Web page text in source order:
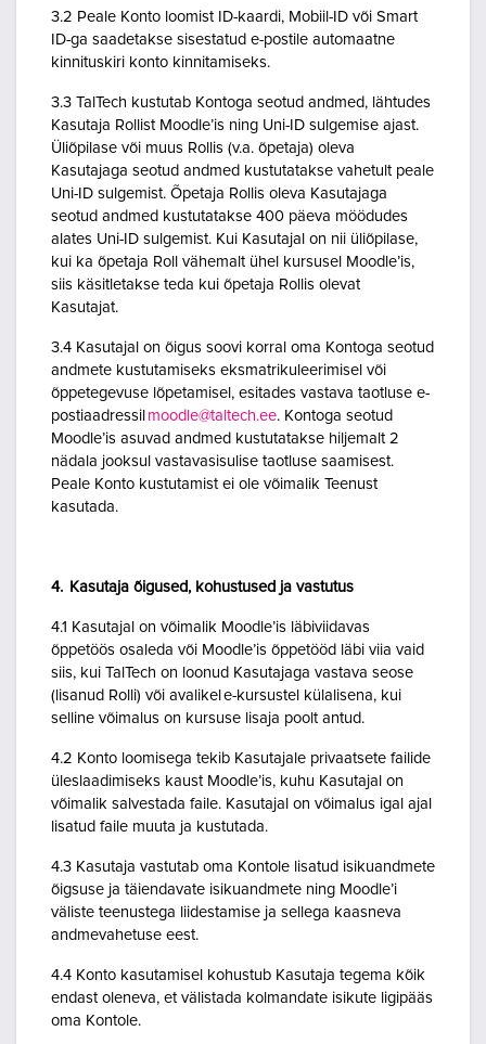
3.2 Peale Konto loomist ID-kaardi, Mobiil-ID või Smart
ID-ga saadetakse sisestatud e-postile automaatne
kinnituskiri konto kinnitamiseks.
3.3 TalTech kustutab Kontoga seotud andmed, lähtudes
Kasutaja Rollist Moodle’is ning Uni-ID sulgemise ajast.
Üliõpilase või muus Rollis (v.a. õpetaja) oleva
Kasutajaga seotud andmed kustutatakse vahetult peale
Uni-ID sulgemist. Õpetaja Rollis oleva Kasutajaga
seotud andmed kustutatakse 400 päeva möödudes
alates Uni-ID sulgemist. Kui Kasutajal on nii üliõpilase,
kui ka õpetaja Roll vähemalt ühel kursusel Moodle’is,
siis käsitletakse teda kui õpetaja Rollis olevat
Kasutajat.
3.4 Kasutajal on õigus soovi korral oma Kontoga seotud
andmete kustutamiseks eksmatrikuleerimisel või
õppetegevuse lõpetamisel, esitades vastava taotluse e-
postiaadressil moodle@taltech.ee. Kontoga seotud
Moodle’is asuvad andmed kustutatakse hiljemalt 2
nädala jooksul vastavasisulise taotluse saamisest.
Peale Konto kustutamist ei ole võimalik Teenust
kasutada.
4. Kasutaja õigused, kohustused ja vastutus
4.1 Kasutajal on võimalik Moodle’is läbiviidavas
õppetöös osaleda või Moodle’is õppetööd läbi viia vaid
siis, kui TalTech on loonud Kasutajaga vastava seose
(lisanud Rolli) või avalikel e-kursustel külalisena, kui
selline võimalus on kursuse lisaja poolt antud.
4.2 Konto loomisega tekib Kasutajale privaatsete failide
üleslaadimiseks kaust Moodle’is, kuhu Kasutajal on
võimalik salvestada faile. Kasutajal on võimalus igal ajal
lisatud faile muuta ja kustutada.
4.3 Kasutaja vastutab oma Kontole lisatud isikuandmete
õigsuse ja täiendavate isikuandmete ning Moodle’i
väliste teenustega liidestamise ja sellega kaasneva
andmevahetuse eest.
4.4 Konto kasutamisel kohustub Kasutaja tegema kõik
endast oleneva, et välistada kolmandate isikute ligipääs
oma Kontole.